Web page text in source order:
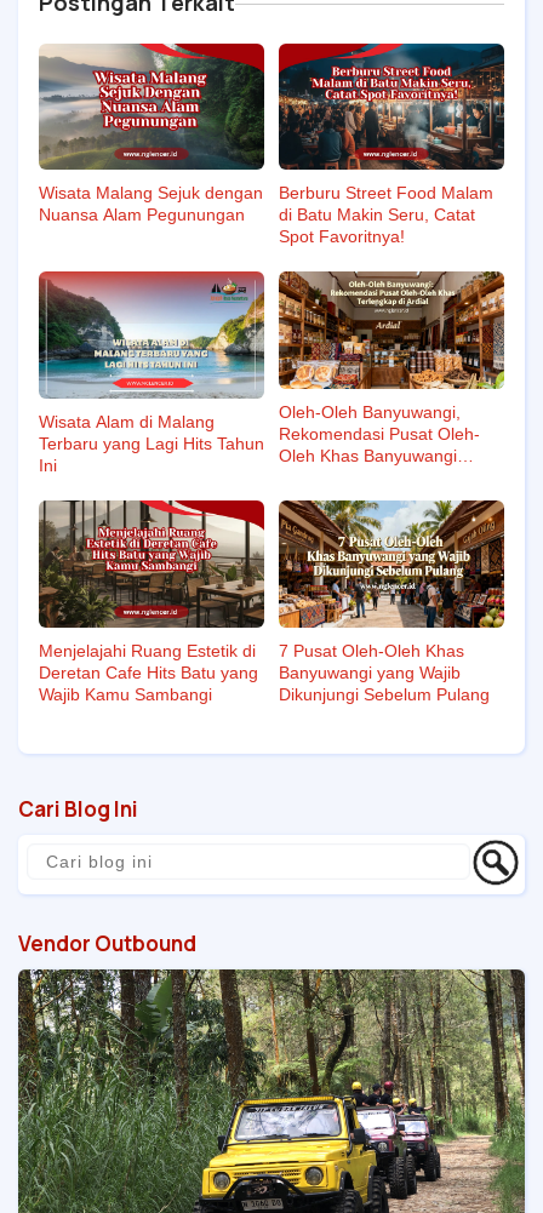
Wisata Malang Sejuk dengan
Nuansa Alam Pegunungan
Berburu Street Food Malam
di Batu Makin Seru, Catat
Spot Favoritnya!
Wisata Alam di Malang
Terbaru yang Lagi Hits Tahun
Ini
Oleh-Oleh Banyuwangi,
Rekomendasi Pusat Oleh-
Oleh Khas Banyuwangi
Menjelajahi Ruang Estetik di
Deretan Cafe Hits Batu yang
Wajib Kamu Sambangi
7 Pusat Oleh-Oleh Khas
Banyuwangi yang Wajib
Dikunjungi Sebelum Pulang
Cari Blog Ini
Vendor Outbound